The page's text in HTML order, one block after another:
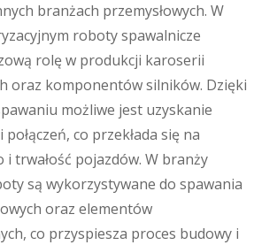
branżach przemysłowych. W
roboty spawalnicze
rolę w produkcji karoserii
oraz komponentów silników. Dzięki
możliwe jest uzyskanie
co przekłada się na
i trwałość pojazdów. W branży
są wykorzystywane do spawania
oraz elementów
co przyspiesza proces budowy i